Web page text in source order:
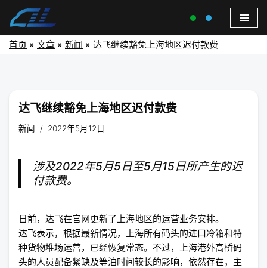
首页 » 文章 » 新闻 » 达飞继续豁免上海地区迟付款费
达飞继续豁免上海地区迟付款费
新闻 2022年5月12日
涉及2022年5月5日至5月15日所产生的迟
付款费。
日前，达飞在官网更新了上海地区的运营业务安排。
达飞表示，根据最新情况，上海所有码头的进口冷箱和特
种货物堆场运营，已经恢复常态。不过，上海港外高桥码
头的人员配备紧缺及等泊时间较长的影响，依然存在，主